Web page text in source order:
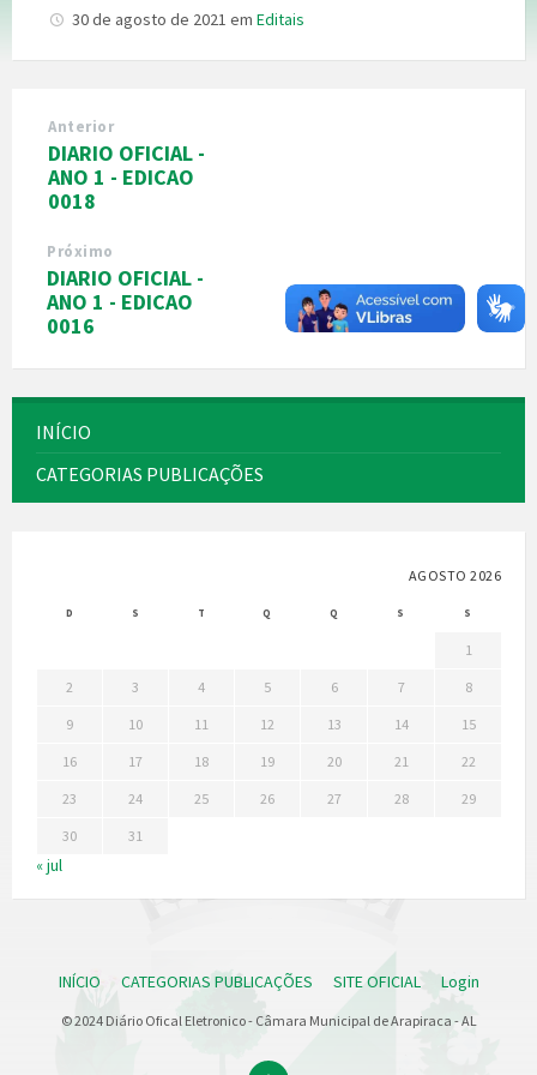
30 de agosto de 2021 em Editais
Anterior
DIARIO OFICIAL -
ANO 1 - EDICAO
0018
Próximo
DIARIO OFICIAL -
ANO 1 - EDICAO
0016
INÍCIO
CATEGORIAS PUBLICAÇÕES
AGOSTO 2026
D S T Q Q S S
1
2 3 4 5 6 7 8
9 10 11 12 13 14 15
16 17 18 19 20 21 22
23 24 25 26 27 28 29
30 31
« jul
INÍCIO CATEGORIAS PUBLICAÇÕES SITE OFICIAL Login
© 2024 Diário Ofical Eletronico - Câmara Municipal de Arapiraca - AL